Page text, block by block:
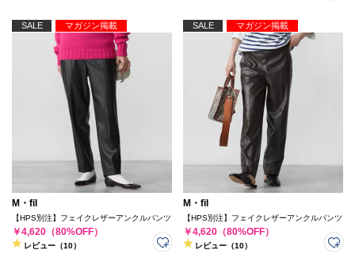
SALE マガジン掲載
M・fil
【HPS別注】フェイクレザーアンクルパンツ
￥4,620（80%OFF）
レビュー（10）
SALE マガジン掲載
M・fil
【HPS別注】フェイクレザーアンクルパンツ
￥4,620（80%OFF）
レビュー（10）